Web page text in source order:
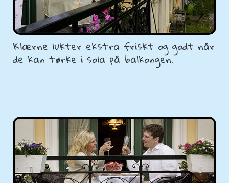
Klærne lukter ekstra friskt og godt når
de kan tørke i sola på balkongen.